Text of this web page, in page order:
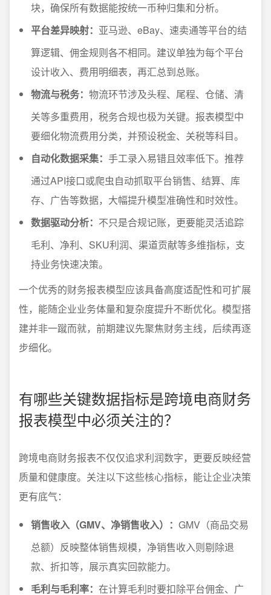
块，确保所有数据能按统一币种归集和分析。
平台差异映射： 亚马逊、eBay、速卖通等平台的结
算逻辑、佣金规则各不相同。建议单独为每个平台
设计收入、费用明细表，再汇总到总账。
物流与税务： 物流环节涉及头程、尾程、仓储、清
关等多重费用，税务合规也极为关键。报表模型中
要细化物流费用分类，并预设税金、关税等科目。
自动化数据采集： 手工录入易错且效率低下。推荐
通过API接口或爬虫自动抓取平台销售、结算、库
存、广告等数据，大幅提升模型准确性和时效性。
数据驱动分析： 不只是合规记账，更要能灵活追踪
毛利、净利、SKU利润、渠道贡献等多维指标，支
持业务快速决策。
一个优秀的财务报表模型应该具备高度适配性和可扩展
性，能随企业业务体量和复杂度提升不断优化。模型搭
建并非一蹴而就，前期建议先聚焦财务主线，后续再逐
步细化。
有哪些关键数据指标是跨境电商财务
报表模型中必须关注的？
跨境电商财务报表不仅仅追求利润数字，更要反映经营
质量和健康度。关注以下这些核心指标，能让企业决策
更有底气：
销售收入（GMV、净销售收入）： GMV（商品交易
总额）反映整体销售规模，净销售收入则剔除退
款、折扣等，展示真实回款能力。
毛利与毛利率： 在计算毛利时要扣除平台佣金、广